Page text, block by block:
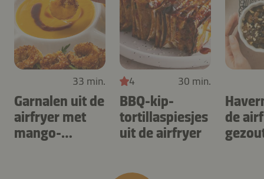
33 min.
Garnalen uit de
airfryer met
mango-
4 30 min.
BBQ-kip-
tortillaspiesjes
uit de airfryer
de